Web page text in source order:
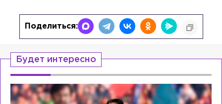
Поделиться:
Будет интересно